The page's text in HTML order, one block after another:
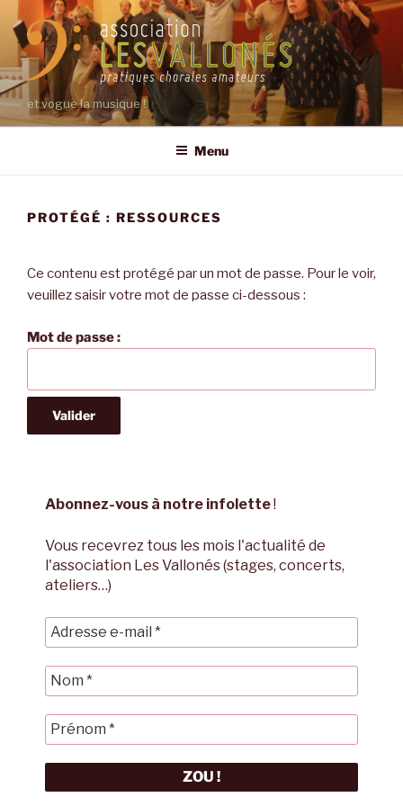
au
contenu
principal
et vogue la musique !
Menu
PROTÉGÉ : RESSOURCES
Ce contenu est protégé par un mot de passe. Pour le voir,
veuillez saisir votre mot de passe ci-dessous :
Mot de passe :
Abonnez-vous à notre infolette!
Vous recevrez tous les mois l'actualité de
l'association Les Vallonés (stages, concerts,
ateliers…)